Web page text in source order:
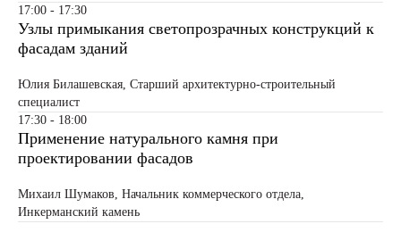
17:00 - 17:30
Узлы примыкания светопрозрачных конструкций к
фасадам зданий
Юлия Билашевская, Старший архитектурно-строительный
специалист
17:30 - 18:00
Применение натурального камня при
проектировании фасадов
Михаил Шумаков, Начальник коммерческого отдела,
Инкерманский камень